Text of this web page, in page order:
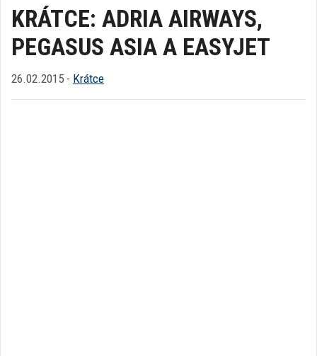
KRÁTCE: ADRIA AIRWAYS,
PEGASUS ASIA A EASYJET
26.02.2015 - Krátce